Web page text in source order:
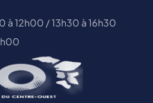
à 12h00 / 13h30 à 16h30